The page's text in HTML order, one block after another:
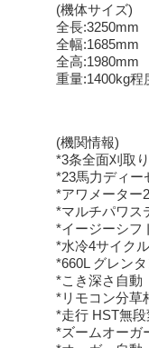
(機体サイズ)
全長:3250mm
全幅:1685mm
全高:1980mm
重量:1400kg程
(機関情報)
*3条全面刈取り
*23馬力ディー
*アワメーター
*マルチパワス
*イージーシフ
*水冷4サイク
*660L グレン
*こき深さ自動
*リモコン分草
*走行 HST無
*ズームオーガ